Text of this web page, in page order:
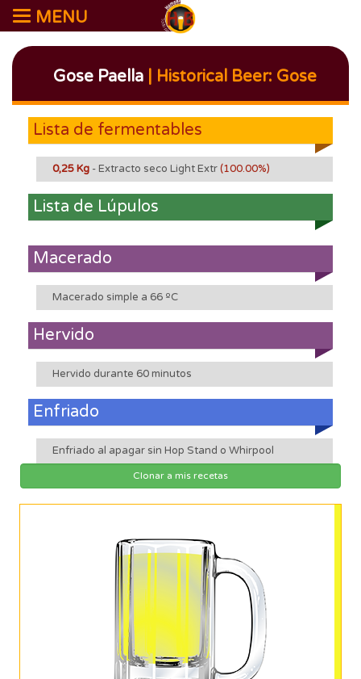
MENU
Gose Paella| Historical Beer: Gose
Lista de fermentables
0,25 Kg - Extracto seco Light Extr(100.00%)
Lista de Lúpulos
Macerado
Macerado simple a 66 ºC
Hervido
Hervido durante 60 minutos
Enfriado
Enfriado al apagar sin Hop Stand o Whirpool
Clonar a mis recetas